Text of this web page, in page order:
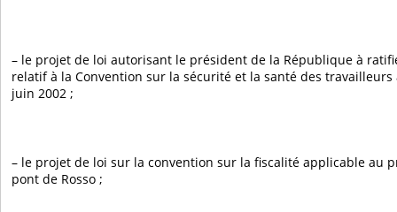
– le projet de loi autorisant le président de la République à
relatif à la Convention sur la sécurité et la santé des travailleurs
juin 2002 ;
– le projet de loi sur la convention sur la fiscalité applicable au
pont de Rosso ;